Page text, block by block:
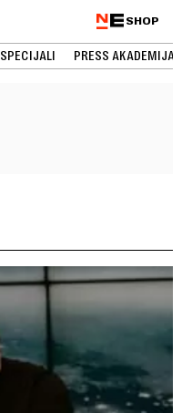
SHOP
SPECIJALI PRESS AKADEMIJA